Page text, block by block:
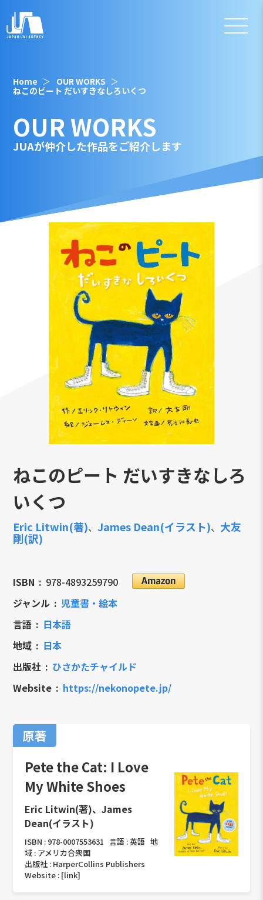
Home
OUR WORKS
ねこのピート だいすきなしろいくつ
OUR WORKS
JUAが仲介した作品をご紹介します
ねこのピート だいすきなしろ
いくつ
Eric Litwin(著)、James Dean(イラスト)、 大友
剛(訳)
ISBN
978-4893259790
ジャンル
児童書・絵本
言語
日本語
地域
日本
出版社
ひさかたチャイルド
Website
https://nekonopete.jp/
原著
Pete the Cat: I Love
My White Shoes
Eric Litwin(著)、James
Dean(イラスト)
ISBN : 978-0007553631 言語 :英語 地
域 : アメリカ合衆国
出版社 : HarperCollins Publishers
Website : [link]